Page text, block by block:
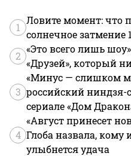
1
Ловите момент: что
солнечное затмение
2
«Это всего лишь
«Друзей», который
3
«Минус — слишком
российский ниндзя-
сериале «Дом
4
«Август принесет
Глоба назвала, кому
улыбнется удача